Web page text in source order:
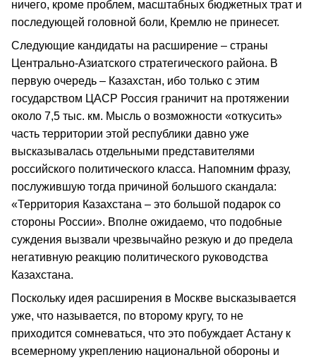
ничего, кроме проблем, масштабных бюджетных трат и
последующей головной боли, Кремлю не принесет.
Следующие кандидаты на расширение – страны
Центрально-Азиатского стратегического района. В
первую очередь – Казахстан, ибо только с этим
государством ЦАСР Россия граничит на протяжении
около 7,5 тыс. км. Мысль о возможности «откусить»
часть территории этой республики давно уже
высказывалась отдельными представителями
российского политического класса. Напомним фразу,
послужившую тогда причиной большого скандала:
«Территория Казахстана – это большой подарок со
стороны России». Вполне ожидаемо, что подобные
суждения вызвали чрезвычайно резкую и до предела
негативную реакцию политического руководства
Казахстана.
Поскольку идея расширения в Москве высказывается
уже, что называется, по второму кругу, то не
приходится сомневаться, что это побуждает Астану к
всемерному укреплению национальной обороны и